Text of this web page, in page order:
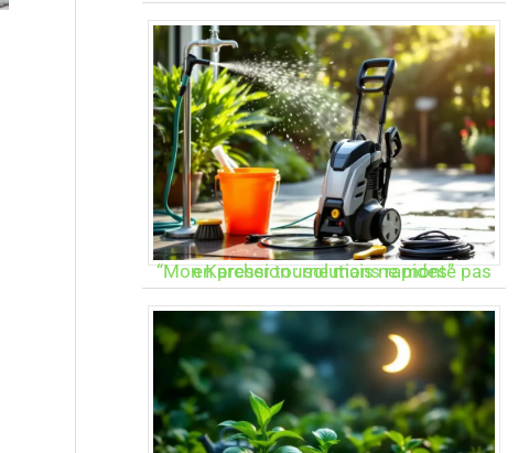
“Mon Karcher tourne mais ne monte pas en pression : solutions rapides”